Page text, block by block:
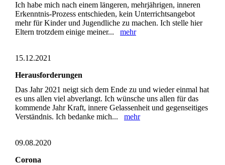
Ich habe mich nach einem längeren, mehrjährigen, inneren
Erkenntnis-Prozess entschieden, kein Unterrichtsangebot
mehr für Kinder und Jugendliche zu machen. Ich stelle hier
Eltern trotzdem einige meiner... mehr
15.12.2021
Herausforderungen
Das Jahr 2021 neigt sich dem Ende zu und wieder einmal hat
es uns allen viel abverlangt. Ich wünsche uns allen für das
kommende Jahr Kraft, innere Gelassenheit und gegenseitiges
Verständnis. Ich bedanke mich... mehr
09.08.2020
Corona